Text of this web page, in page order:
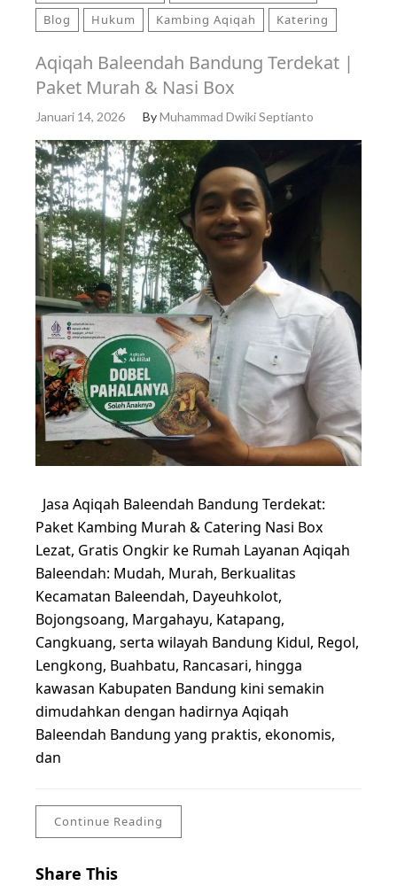
Blog
Hukum Kambing Aqiqah Katering
Aqiqah Baleendah Bandung Terdekat |
Paket Murah & Nasi Box
Januari 14, 2026 ByMuhammad Dwiki Septianto
Jasa Aqiqah Baleendah Bandung Terdekat:
Paket Kambing Murah & Catering Nasi Box
Lezat, Gratis Ongkir ke Rumah Layanan Aqiqah
Baleendah: Mudah, Murah, Berkualitas
Kecamatan Baleendah, Dayeuhkolot,
Bojongsoang, Margahayu, Katapang,
Cangkuang, serta wilayah Bandung Kidul, Regol,
Lengkong, Buahbatu, Rancasari, hingga
kawasan Kabupaten Bandung kini semakin
dimudahkan dengan hadirnya Aqiqah
Baleendah Bandung yang praktis, ekonomis,
dan
Continue Reading
Share This